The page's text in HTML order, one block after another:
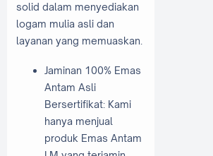
solid dalam menyediakan
logam mulia asli dan
layanan yang memuaskan.
Jaminan 100% Emas
Antam Asli
Bersertifikat: Kami
hanya menjual
produk Emas Antam